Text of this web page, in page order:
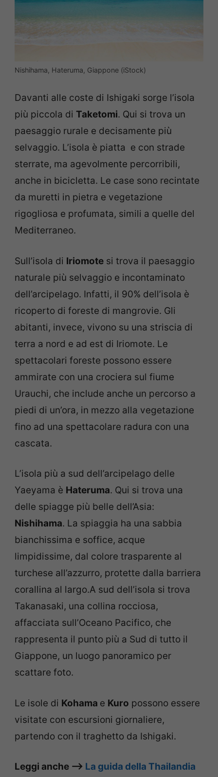
Nishihama, Hateruma, Giappone (iStock)
Davanti alle coste di Ishigaki sorge l’isola
più piccola di Taketomi. Qui si trova un
paesaggio rurale e decisamente più
selvaggio. L’isola è piatta e con strade
sterrate, ma agevolmente percorribili,
anche in bicicletta. Le case sono recintate
da muretti in pietra e vegetazione
rigogliosa e profumata, simili a quelle del
Mediterraneo.
Sull’isola di Iriomote si trova il paesaggio
naturale più selvaggio e incontaminato
dell’arcipelago. Infatti, il 90% dell’isola è
ricoperto di foreste di mangrovie. Gli
abitanti, invece, vivono su una striscia di
terra a nord e ad est di Iriomote. Le
spettacolari foreste possono essere
ammirate con una crociera sul fiume
Urauchi, che include anche un percorso a
piedi di un’ora, in mezzo alla vegetazione
fino ad una spettacolare radura con una
cascata.
L’isola più a sud dell’arcipelago delle
Yaeyama è Hateruma. Qui si trova una
delle spiagge più belle dell’Asia:
Nishihama. La spiaggia ha una sabbia
bianchissima e soffice, acque
limpidissime, dal colore trasparente al
turchese all’azzurro, protette dalla barriera
corallina al largo.A sud dell’isola si trova
Takanasaki, una collina rocciosa,
affacciata sull’Oceano Pacifico, che
rappresenta il punto più a Sud di tutto il
Giappone, un luogo panoramico per
scattare foto.
Le isole di Kohama e Kuro possono essere
visitate con escursioni giornaliere,
partendo con il traghetto da Ishigaki.
Leggi anche –> La guida della Thailandia